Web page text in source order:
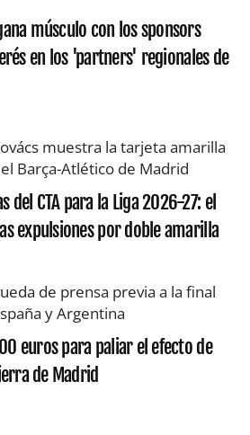
músculo con los sponsors
en los 'partners' regionales de
del CTA para la Liga 2026-27: el
expulsiones por doble amarilla
euros para paliar el efecto de
de Madrid